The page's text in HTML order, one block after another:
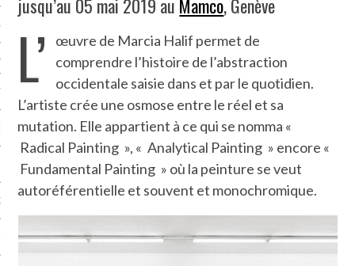
EN VOD
jusqu’au 05 mai 2019 au Mamco, Genève
L’
œuvre de Marcia Halif permet de
comprendre l’histoire de l’abstraction
occidentale saisie dans et par le quotidien.
L’artiste crée une osmose entre le réel et sa
mutation. Elle appartient à ce qui se nomma «
Radical Painting », « Analytical Painting » encore «
Fundamental Painting » où la peinture se veut
autoréférentielle et souvent et monochromique.